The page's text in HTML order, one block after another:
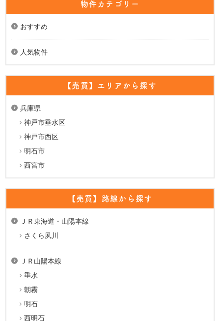
物件カテゴリー
おすすめ
人気物件
【売買】エリアから探す
兵庫県
神戸市垂水区
神戸市西区
明石市
西宮市
【売買】路線から探す
ＪＲ東海道・山陽本線
さくら夙川
ＪＲ山陽本線
垂水
朝霧
明石
西明石